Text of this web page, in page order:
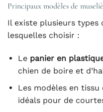
Principaux modèles de
Il existe plusieurs types
lesquelles choisir :
Le panier en
chien de boire et
Les modèles en
idéals pour de